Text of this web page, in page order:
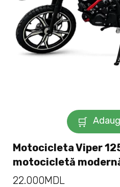
Motocicleta Viper
motocicletă
22.000MDL